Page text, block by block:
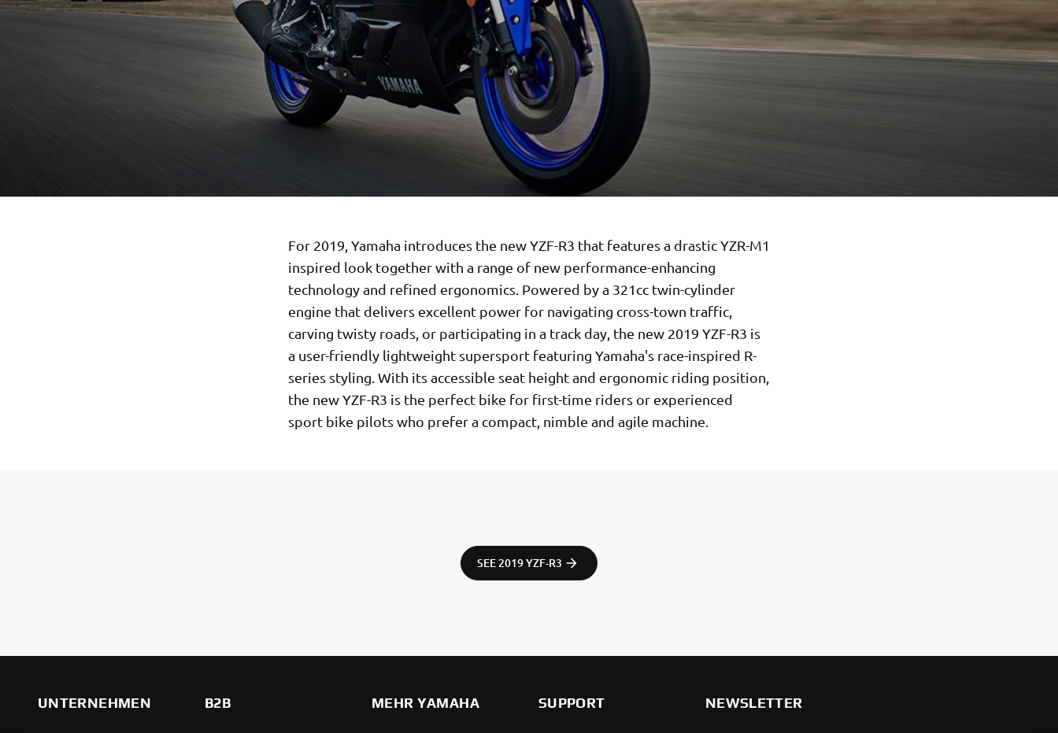
For 2019, Yamaha introduces the new YZF-R3 that features a drastic YZR-M1
inspired look together with a range of new performance-enhancing
technology and refined ergonomics. Powered by a 321cc twin-cylinder
engine that delivers excellent power for navigating cross-town traffic,
carving twisty roads, or participating in a track day, the new 2019 YZF-R3 is
a user-friendly lightweight supersport featuring Yamaha's race-inspired R-
series styling. With its accessible seat height and ergonomic riding position,
the new YZF-R3 is the perfect bike for first-time riders or experienced
sport bike pilots who prefer a compact, nimble and agile machine.
SEE 2019 YZF-R3
UNTERNEHMEN B2B MEHR YAMAHA SUPPORT NEWSLETTER